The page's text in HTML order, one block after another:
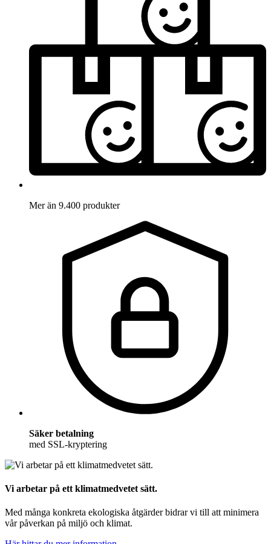
Mer än 9.400 produkter
Säker betalning
med SSL-kryptering
Vi arbetar på ett klimatmedvetet sätt.
Med många konkreta ekologiska åtgärder bidrar vi till att minimera
vår påverkan på miljö och klimat.